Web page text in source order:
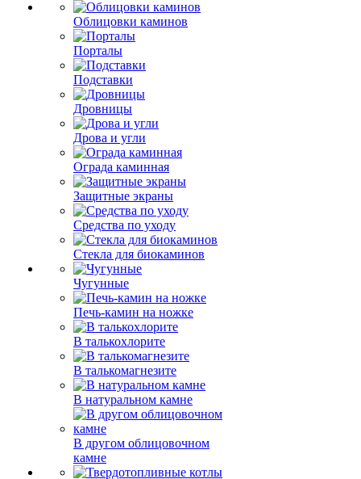
Облицовки каминов
Порталы
Подставки
Дровницы
Дрова и угли
Ограда каминная
Защитные экраны
Средства по уходу
Стекла для биокаминов
Чугунные
Печь-камин на ножке
В талькохлорите
В талькомагнезите
В натуральном камне
В другом облицовочном
камне